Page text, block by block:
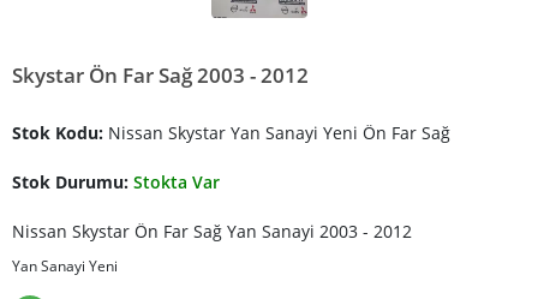
Skystar Ön Far Sağ 2003 - 2012
Stok Kodu: Nissan Skystar Yan Sanayi Yeni Ön Far Sağ
Stok Durumu: Stokta Var
Nissan Skystar Ön Far Sağ Yan Sanayi 2003 - 2012
Yan Sanayi Yeni